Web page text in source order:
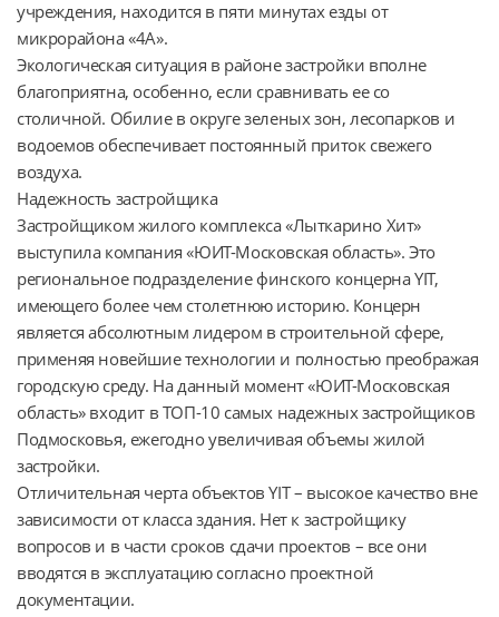
учреждения, находится в пяти минутах езды от
микрорайона «4А».
Экологическая ситуация в районе застройки вполне
благоприятна, особенно, если сравнивать ее со
столичной. Обилие в округе зеленых зон, лесопарков и
водоемов обеспечивает постоянный приток свежего
воздуха.
Надежность застройщика
Застройщиком жилого комплекса «Лыткарино Хит»
выступила компания «ЮИТ-Московская область». Это
региональное подразделение финского концерна YIT,
имеющего более чем столетнюю историю. Концерн
является абсолютным лидером в строительной сфере,
применяя новейшие технологии и полностью преображая
городскую среду. На данный момент «ЮИТ-Московская
область» входит в ТОП-10 самых надежных застройщиков
Подмосковья, ежегодно увеличивая объемы жилой
застройки.
Отличительная черта объектов YIT – высокое качество вне
зависимости от класса здания. Нет к застройщику
вопросов и в части сроков сдачи проектов – все они
вводятся в эксплуатацию согласно проектной
документации.